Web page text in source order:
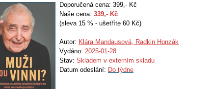
Doporučená cena: 399,- Kč
Naše cena: 339,- Kč
(sleva 15 % - ušetříte 60 Kč)
Autor: Klára Mandausová, Radkin Honzák
Vydáno: 2025-01-28
Stav: Skladem v externím skladu
Datum odeslání: Do týdne